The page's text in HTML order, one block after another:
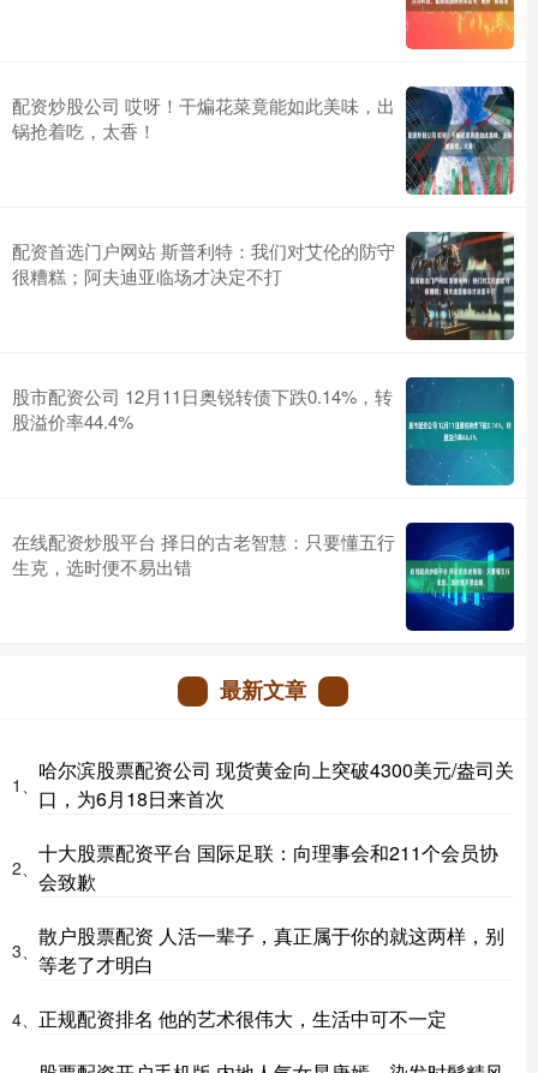
配资炒股公司 哎呀！干煸花菜竟能如此美味，出
锅抢着吃，太香！
配资首选门户网站 斯普利特：我们对艾伦的防守
很糟糕；阿夫迪亚临场才决定不打
股市配资公司 12月11日奥锐转债下跌0.14%，转
股溢价率44.4%
在线配资炒股平台 择日的古老智慧：只要懂五行
生克，选时便不易出错
最新文章
1、
哈尔滨股票配资公司 现货黄金向上突破4300美元/盎司关
口，为6月18日来首次
2、
十大股票配资平台 国际足联：向理事会和211个会员协
会致歉
3、
散户股票配资 人活一辈子，真正属于你的就这两样，别
等老了才明白
4、 正规配资排名 他的艺术很伟大，生活中可不一定